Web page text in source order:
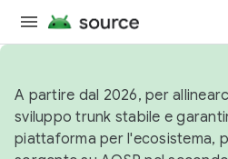
A partire dal 2026, per
sviluppo trunk stabile e
piattaforma per l'ecosistema,